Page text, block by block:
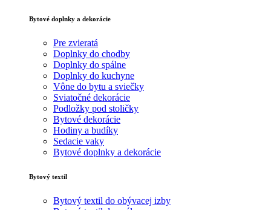
Bytové doplnky a dekorácie
Pre zvieratá
Doplnky do chodby
Doplnky do spálne
Doplnky do kuchyne
Vône do bytu a sviečky
Sviatočné dekorácie
Podložky pod stoličky
Bytové dekorácie
Hodiny a budíky
Sedacie vaky
Bytové doplnky a dekorácie
Bytový textil
Bytový textil do obývacej izby